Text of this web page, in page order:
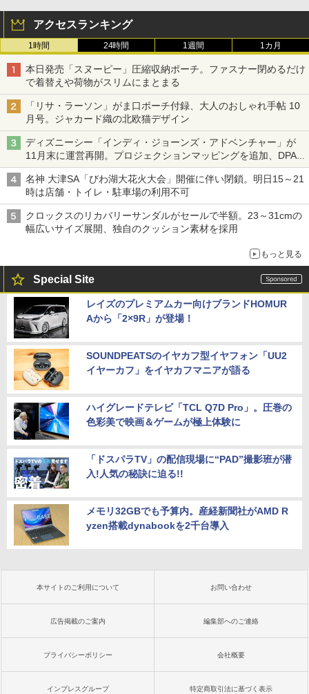
アクセスランキング
1時間 24時間 1週間 1カ月
本日発売「スヌーピー」圧縮収納ポーチ。ファスナー閉めるだけ
で着替えや荷物がスリムにまとまる
「リサ・ラーソン」がま口ポーチ付録、大人のおしゃれ手帖 10
月号。ジャカード織の北欧猫デザイン
ディズニーシー「インディ・ジョーンズ・アドベンチャー」が
11月末に運営再開。プロジェクションマッピングを追加、DPA
は1500円
名神 大津SA「びわ湖大花火大会」開催に伴い閉鎖。明日15～21
時は店舗・トイレ・駐車場の利用不可
クロックスのリカバリーサンダルがセールで半額。23～31cmの
幅広いサイズ展開、独自のクッション素材を採用
もっと見る
Special Site
レイズのプレミアムカー向けブランドHOMUR
Aから「2×9R」が登場！
SOUNDPEATSのイヤカフ型イヤフォン「UU2
イヤーカフ」をイヤカフマニアが語る
ハイグレードテレビ「TCL Q7D Pro」。圧巻の
色彩美で映画＆ゲームが極上体験に
「ドスパラTV」の配信現場に“PAD”撮影班が潜
入!人気の秘訣に迫る!!
メモリ32GBでも予算内。産経新聞社がAMD R
yzen搭載dynabookを2千台導入
本サイトのご利用について お問い合わせ
広告掲載のご案内 編集部へのご連絡
プライバシーポリシー 会社概要
インプレスグループ 特定商取引法に基づく表示